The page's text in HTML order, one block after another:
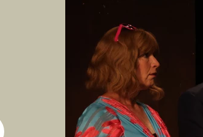
| 16:00 | Bunte Bühne Lübbenau